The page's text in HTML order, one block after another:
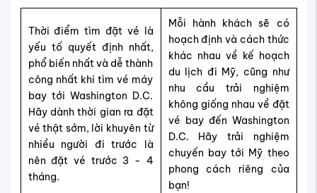
Thời điểm tìm đặt vé là
yếu tố quyết định nhất,
phổ biến nhất và dễ thành
công nhất khi tìm vé máy
bay tới Washington D.C.
Hãy dành thời gian ra đặt
vé thật sớm, lời khuyên từ
nhiều người đi trước là
nên đặt vé trước 3 - 4
tháng.
Mỗi hành khách sẽ có
hoạch định và cách thức
khác nhau về kế hoạch
du lịch đi Mỹ, cũng như
nhu cầu trải nghiệm
không giống nhau về đặt
vé bay đến Washington
D.C. Hãy trải nghiệm
chuyến bay tới Mỹ theo
phong cách riêng của
bạn!